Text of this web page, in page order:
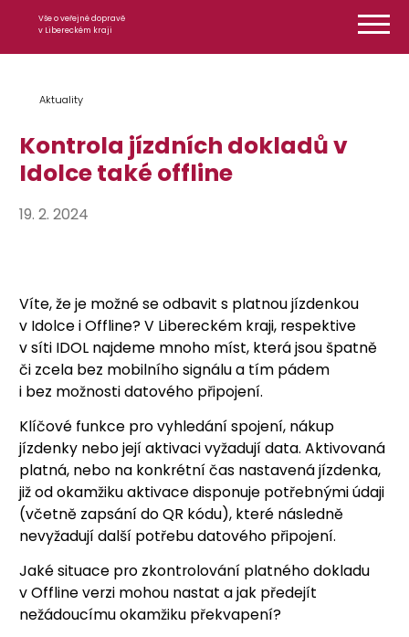
Vše o veřejné dopravě
v Libereckém kraji
Aktuality
Kontrola jízdních dokladů v
Idolce také offline
19. 2. 2024
Víte, že je možné se odbavit s platnou jízdenkou
v Idolce i Offline? V Libereckém kraji, respektive
v síti IDOL najdeme mnoho míst, která jsou špatně
či zcela bez mobilního signálu a tím pádem
i bez možnosti datového připojení.
Klíčové funkce pro vyhledání spojení, nákup
jízdenky nebo její aktivaci vyžadují data. Aktivovaná
platná, nebo na konkrétní čas nastavená jízdenka,
již od okamžiku aktivace disponuje potřebnými údaji
(včetně zapsání do QR kódu), které následně
nevyžadují další potřebu datového připojení.
Jaké situace pro zkontrolování platného dokladu
v Offline verzi mohou nastat a jak předejít
nežádoucímu okamžiku překvapení?